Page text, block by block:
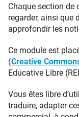
Chaque section de
regarder, ainsi que
approfondir les
Ce module est
(Creative
Educative Libre
Vous êtes libre
traduire, adapter